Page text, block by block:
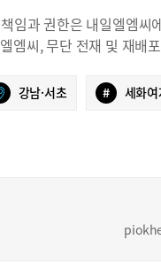
임과 권한은 내일엘엠씨
엠씨, 무단 전재 및 재배
강남·서초 # 세화